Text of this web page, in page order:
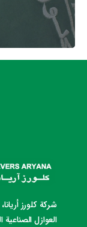
شركة كلورز
العوازل